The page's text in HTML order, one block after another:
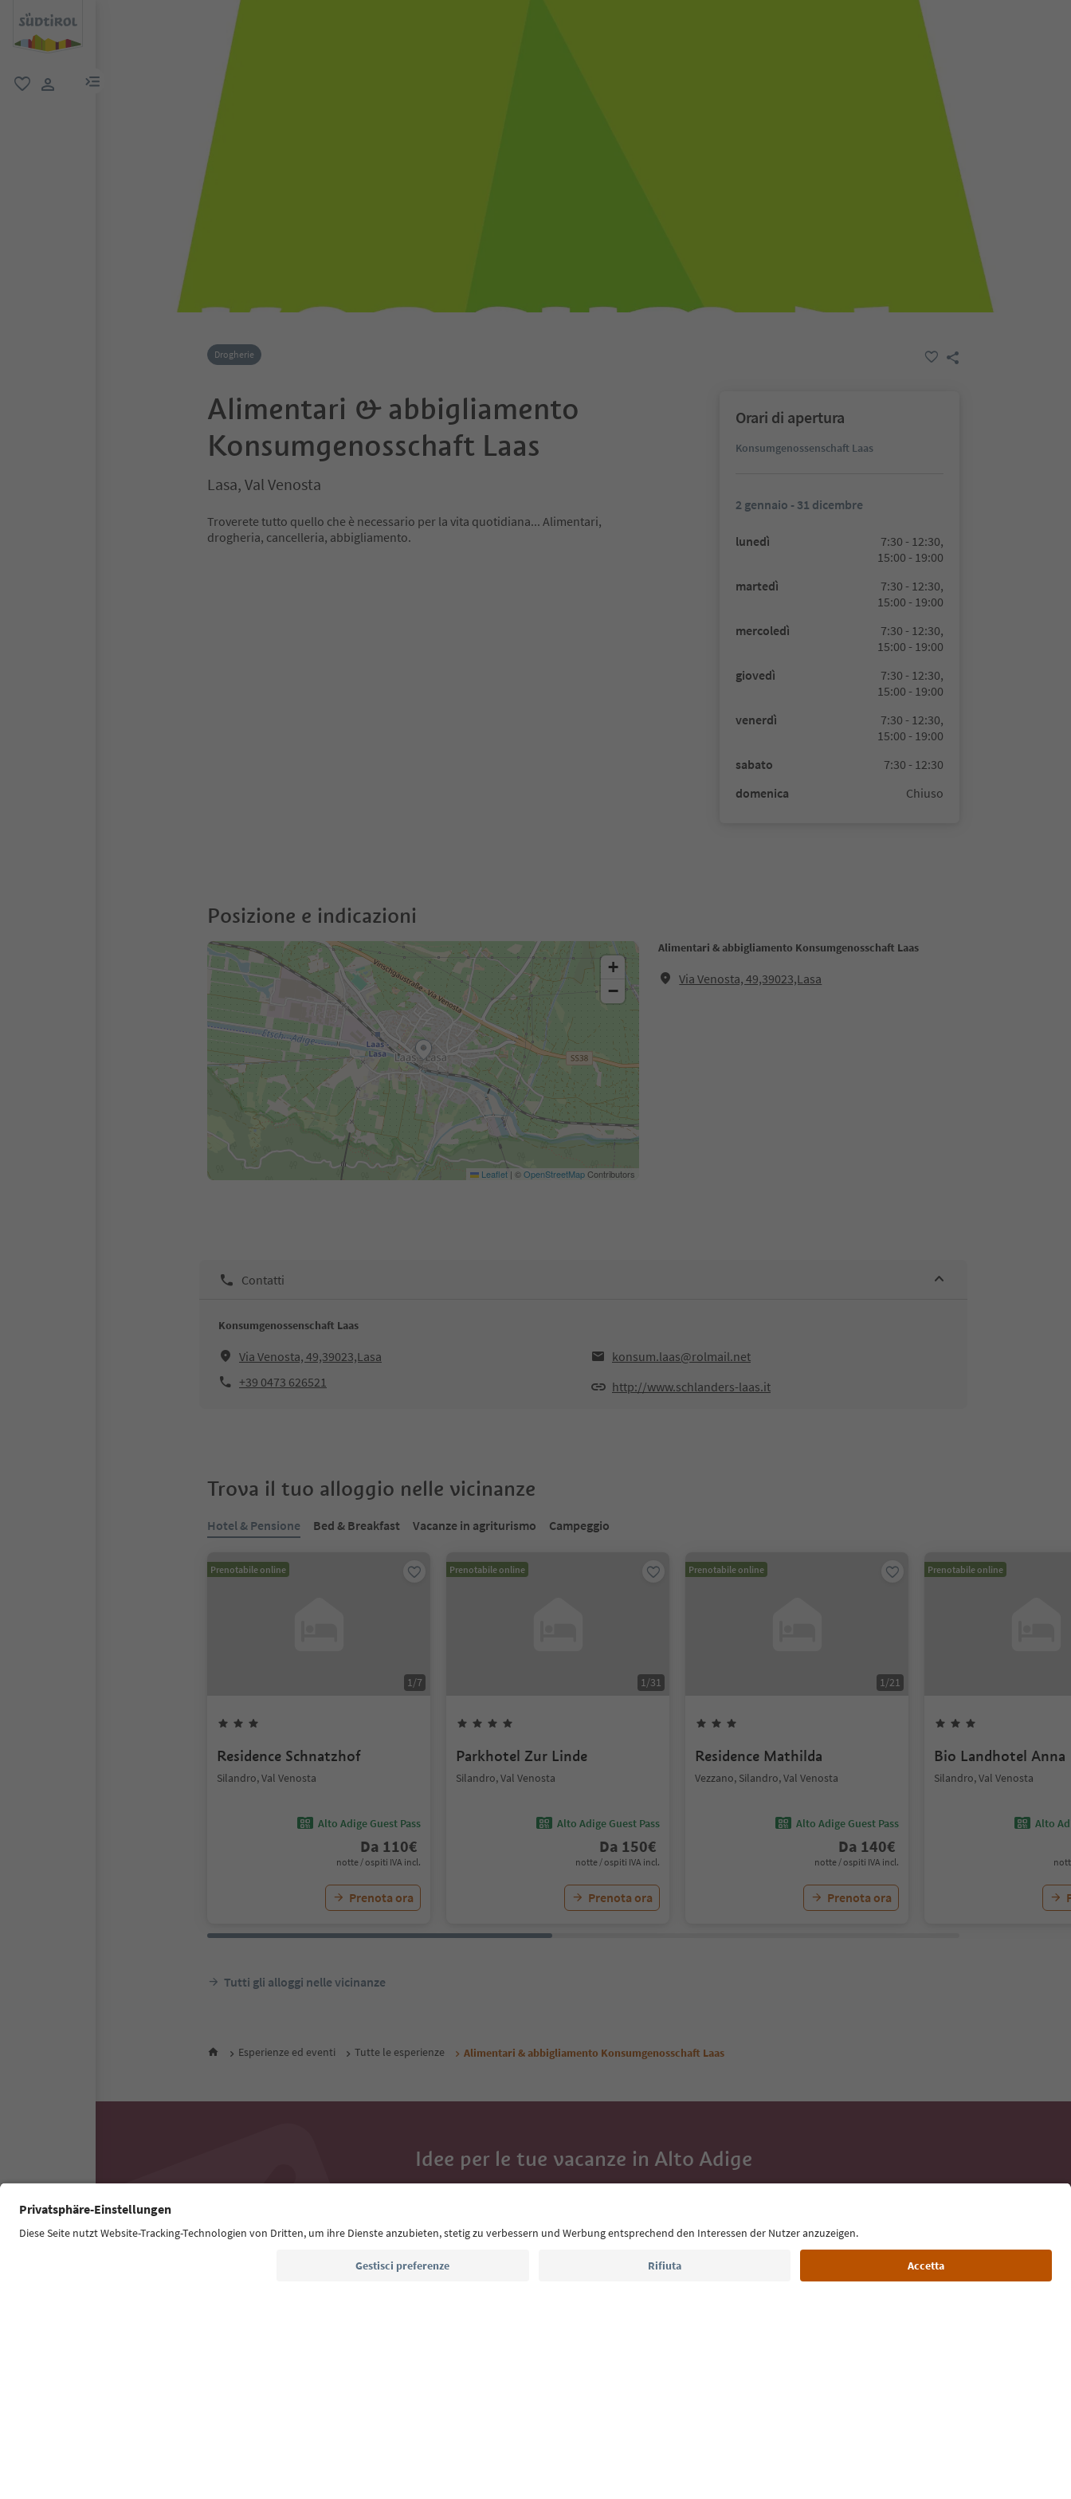
menu link
Drogherie
Alimentari & abbigliamento
Konsumgenosschaft Laas
Lasa, Val Venosta
Troverete tutto quello che è necessario per la vita quotidiana... Alimentari,
drogheria, cancelleria, abbigliamento.
Orari di apertura
Konsumgenossenschaft Laas
2 gennaio - 31 dicembre
lunedì
7:30 - 12:30,
15:00 - 19:00
martedì
7:30 - 12:30,
15:00 - 19:00
mercoledì
7:30 - 12:30,
15:00 - 19:00
giovedì
7:30 - 12:30,
15:00 - 19:00
venerdì
7:30 - 12:30,
15:00 - 19:00
sabato
7:30 - 12:30
domenica
Chiuso
Posizione e indicazioni
Alimentari & abbigliamento Konsumgenosschaft Laas
Via Venosta, 49,39023,Lasa
+
−
Leaflet | ©OpenStreetMapContributors
Contatti
Konsumgenossenschaft Laas
Via Venosta, 49,39023,Lasa
konsum.laas@rolmail.net
+39 0473 626521
http://www.schlanders-laas.it
Trova il tuo alloggio nelle vicinanze
Hotel & Pensione Bed & Breakfast Vacanze in agriturismo Campeggio
Prenotabile online
1/7
Residence Schnatzhof
Silandro, Val Venosta
Alto Adige Guest Pass
Da 110€
notte / ospiti IVA incl.
Prenota ora
Prenotabile online
1/31
Parkhotel Zur Linde
Silandro, Val Venosta
Alto Adige Guest Pass
Da 150€
notte / ospiti IVA incl.
Prenota ora
Prenotabile online
1/21
Residence Mathilda
Vezzano, Silandro, Val Venosta
Alto Adige Guest Pass
Da 140€
notte / ospiti IVA incl.
Prenota ora
Prenotabile online
Bio Landhotel Anna
Silandro, Val Venosta
Alto
Tutti gli alloggi nelle vicinanze
Esperienze ed eventi Tutte le esperienze Alimentari & abbigliamento Konsumgenosschaft Laas
Idee per le tue vacanze in Alto Adige
Indirizzo e-mail*